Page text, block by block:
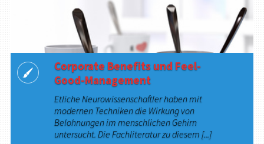
Corporate Benefits und Feel-
Good-Management
Etliche Neurowissenschaftler haben mit
modernen Techniken die Wirkung von
Belohnungen im menschlichen Gehirn
untersucht. Die Fachliteratur zu diesem [...]